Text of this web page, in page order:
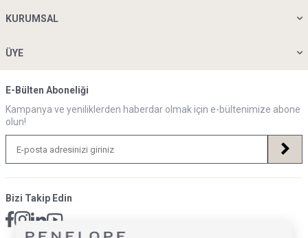
KURUMSAL
ÜYE
E-Bülten Aboneliği
Kampanya ve yeniliklerden haberdar olmak için e-bültenimize abone
olun!
Bizi Takip Edin